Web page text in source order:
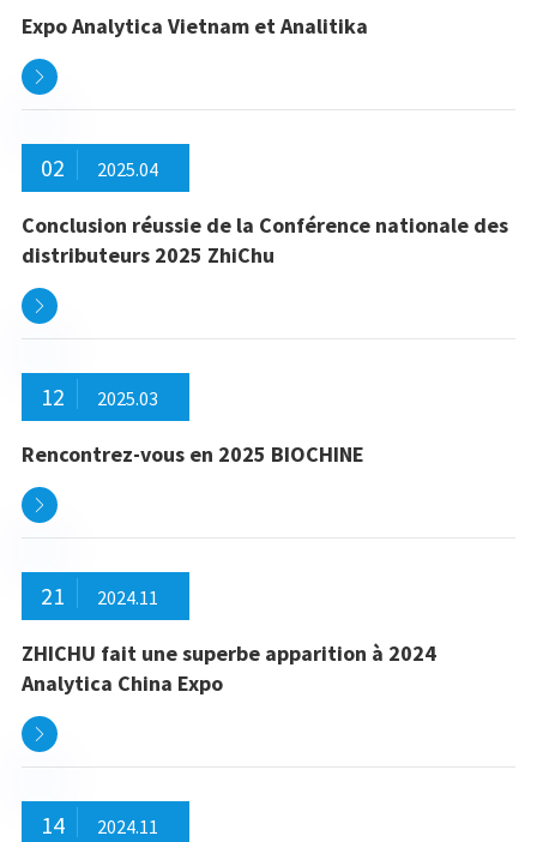
Expo Analytica Vietnam et Analitika

02 2025.04
Conclusion réussie de la Conférence nationale des
distributeurs 2025 ZhiChu

12 2025.03
Rencontrez-vous en 2025 BIOCHINE

21 2024.11
ZHICHU fait une superbe apparition à 2024
Analytica China Expo

14 2024.11